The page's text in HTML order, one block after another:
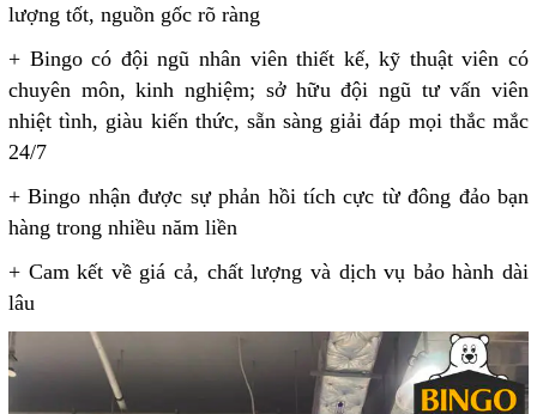
lượng tốt, nguồn gốc rõ ràng
+ Bingo có đội ngũ nhân viên thiết kế, kỹ thuật viên có
chuyên môn, kinh nghiệm; sở hữu đội ngũ tư vấn viên
nhiệt tình, giàu kiến thức, sẵn sàng giải đáp mọi thắc mắc
24/7
+ Bingo nhận được sự phản hồi tích cực từ đông đảo bạn
hàng trong nhiều năm liền
+ Cam kết về giá cả, chất lượng và dịch vụ bảo hành dài
lâu